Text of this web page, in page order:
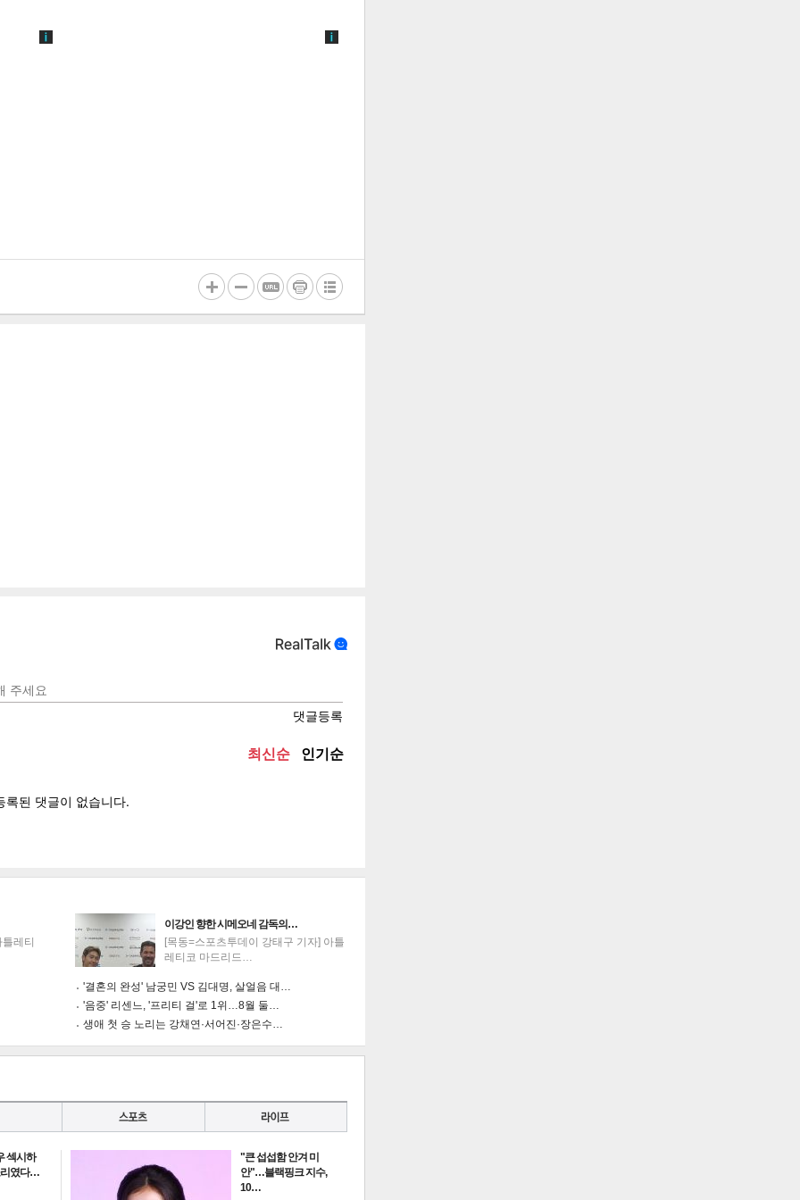
인쇄 목록
레티
이강인 향한 시메오네 감독의…
[목동=스포츠투데이 강태구 기자] 아틀
레티코 마드리드…
'결혼의 완성' 남궁민 VS 김대명, 살얼음 대…
'음중' 리센느, '프리티 걸'로 1위…8월 둘…
생애 첫 승 노리는 강채연·서어진·장은수…
섹시하
리였다…
"큰 섭섭함 안겨 미
안"…블랙핑크 지수,
10…